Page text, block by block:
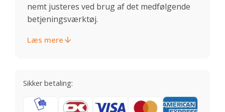
nemt justeres ved brug af det medfølgende
betjeningsværktøj.
Læs mere
Sikker betaling: